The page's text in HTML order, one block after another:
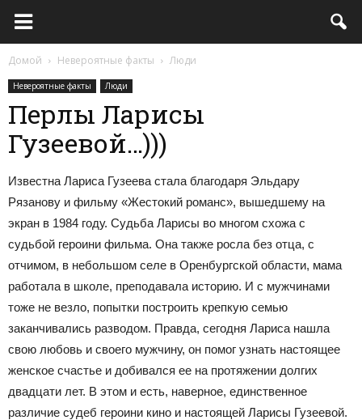
Домой Невероятные факты Люди
Невероятные факты Люди
Перлы Ларисы
Гузеевой…)))
Известна Лариса Гузеева стала благодаря Эльдару
Рязанову и фильму «Жестокий романс», вышедшему на
экран в 1984 году. Судьба Ларисы во многом схожа с
судьбой героини фильма. Она также росла без отца, с
отчимом, в небольшом селе в Оренбургской области, мама
работала в школе, преподавала историю. И с мужчинами
тоже не везло, попытки построить крепкую семью
заканчивались разводом. Правда, сегодня Лариса нашла
свою любовь и своего мужчину, он помог узнать настоящее
женское счастье и добивался ее на протяжении долгих
двадцати лет. В этом и есть, наверное, единственное
различие судеб героини кино и настоящей Ларисы Гузеевой.